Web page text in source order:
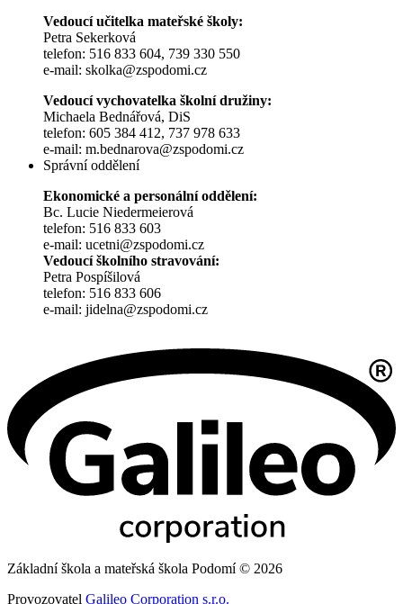
Vedoucí učitelka mateřské školy:
Petra Sekerková
telefon: 516 833 604, 739 330 550
e-mail: skolka@zspodomi.cz
Vedoucí vychovatelka školní družiny:
Michaela Bednářová, DiS
telefon: 605 384 412, 737 978 633
e-mail: m.bednarova@zspodomi.cz
Správní oddělení
Ekonomické a personální oddělení:
Bc. Lucie Niedermeierová
telefon: 516 833 603
e-mail: ucetni@zspodomi.cz
Vedoucí školního stravování:
Petra Pospíšilová
telefon: 516 833 606
e-mail: jidelna@zspodomi.cz
Základní škola a mateřská škola Podomí © 2026
Provozovatel Galileo Corporation s.r.o.